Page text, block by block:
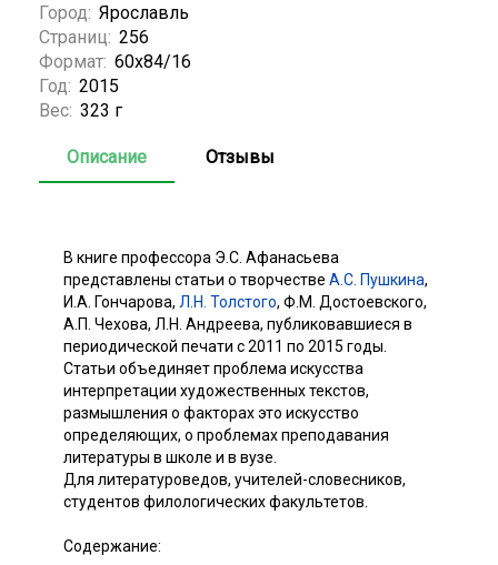
Город: Ярославль
Страниц: 256
Формат: 60х84/16
Год: 2015
Вес: 323 г
Описание Отзывы
В книге профессора Э.С. Афанасьева
представлены статьи о творчестве А.С. Пушкина,
И.А. Гончарова, Л.H. Толстого, Ф.М. Достоевского,
А.П. Чехова, Л.H. Андреева, публиковавшиеся в
периодической печати с 2011 по 2015 годы.
Статьи объединяет проблема искусства
интерпретации художественных текстов,
размышления о факторах это искусство
определяющих, о проблемах преподавания
литературы в школе и в вузе.
Для литературоведов, учителей-словесников,
студентов филологических факультетов.
Содержание: